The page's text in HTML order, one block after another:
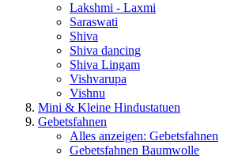
Lakshmi - Laxmi
Saraswati
Shiva
Shiva dancing
Shiva Lingam
Vishvarupa
Vishnu
Mini & Kleine Hindustatuen
Gebetsfahnen
Alles anzeigen: Gebetsfahnen
Gebetsfahnen Baumwolle